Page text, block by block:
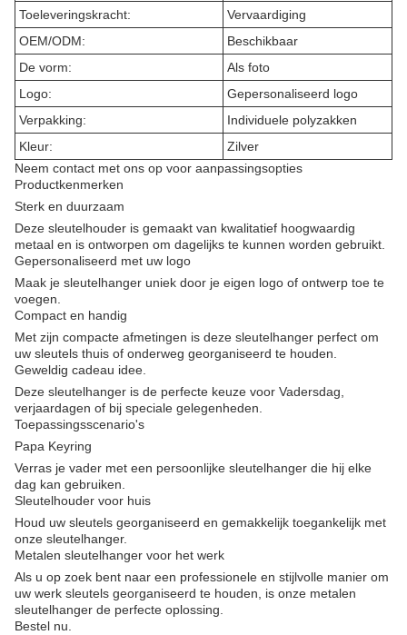
Toeleveringskracht:
Vervaardiging
OEM/ODM:
Beschikbaar
De vorm:
Als foto
Logo:
Gepersonaliseerd logo
Verpakking:
Individuele polyzakken
Kleur:
Zilver
Neem contact met ons op voor aanpassingsopties
Productkenmerken
Sterk en duurzaam
Deze sleutelhouder is gemaakt van kwalitatief hoogwaardig
metaal en is ontworpen om dagelijks te kunnen worden gebruikt.
Gepersonaliseerd met uw logo
Maak je sleutelhanger uniek door je eigen logo of ontwerp toe te
voegen.
Compact en handig
Met zijn compacte afmetingen is deze sleutelhanger perfect om
uw sleutels thuis of onderweg georganiseerd te houden.
Geweldig cadeau idee.
Deze sleutelhanger is de perfecte keuze voor Vadersdag,
verjaardagen of bij speciale gelegenheden.
Toepassingsscenario's
Papa Keyring
Verras je vader met een persoonlijke sleutelhanger die hij elke
dag kan gebruiken.
Sleutelhouder voor huis
Houd uw sleutels georganiseerd en gemakkelijk toegankelijk met
onze sleutelhanger.
Metalen sleutelhanger voor het werk
Als u op zoek bent naar een professionele en stijlvolle manier om
uw werk sleutels georganiseerd te houden, is onze metalen
sleutelhanger de perfecte oplossing.
Bestel nu.